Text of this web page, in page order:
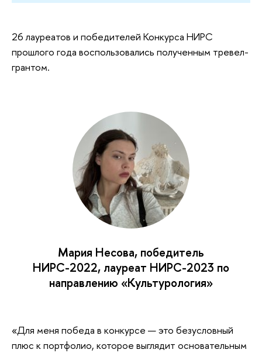
26 лауреатов и победителей Конкурса НИРС
прошлого года воспользовались полученным тревел-
грантом.
Мария Несова, победитель
НИРС-2022, лауреат НИРС-2023 по
направлению «Культурология»
«Для меня победа в конкурсе — это безусловный
плюс к портфолио, которое выглядит основательным